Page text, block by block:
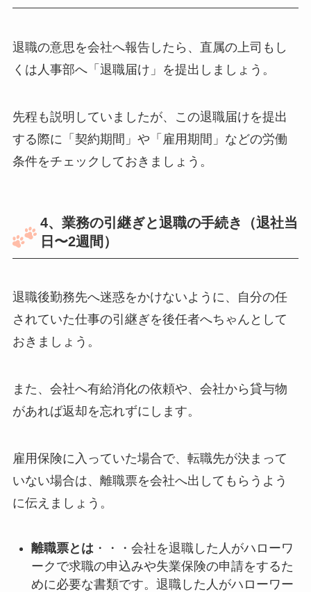
退職の意思を会社へ報告したら、直属の上司もし
くは人事部へ「退職届け」を提出しましょう。
先程も説明していましたが、この退職届けを提出
する際に「契約期間」や「雇用期間」などの労働
条件をチェックしておきましょう。
4、業務の引継ぎと退職の手続き（退社当
日〜2週間）
退職後勤務先へ迷惑をかけないように、自分の任
されていた仕事の引継ぎを後任者へちゃんとして
おきましょう。
また、会社へ有給消化の依頼や、会社から貸与物
があれば返却を忘れずにします。
雇用保険に入っていた場合で、転職先が決まって
いない場合は、離職票を会社へ出してもらうよう
に伝えましょう。
離職票とは ・・・会社を退職した人がハローワ
ークで求職の申込みや失業保険の申請をするた
めに必要な書類です。退職した人がハローワー